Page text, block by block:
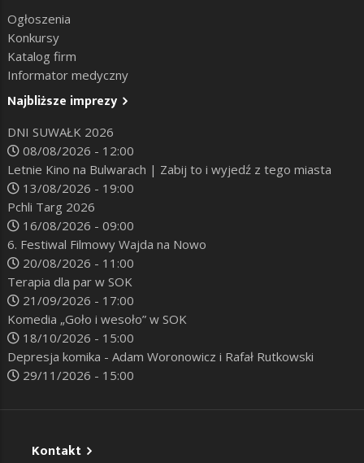
Ogłoszenia
Konkursy
Katalog firm
Informator medyczny
Najbliższe imprezy
DNI SUWAŁK 2026
08/08/2026 - 12:00
Letnie Kino na Bulwarach | Zabij to i wyjedź z tego miasta
13/08/2026 - 19:00
Pchli Targ 2026
16/08/2026 - 09:00
6. Festiwal Filmowy Wajda na Nowo
20/08/2026 - 11:00
Terapia dla par w SOK
21/09/2026 - 17:00
Komedia „Goło i wesoło” w SOK
18/10/2026 - 15:00
Depresja komika - Adam Woronowicz i Rafał Rutkowski
29/11/2026 - 15:00
Kontakt